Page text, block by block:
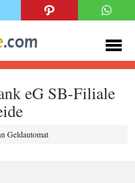
eG SB-Filiale
Geldautomat